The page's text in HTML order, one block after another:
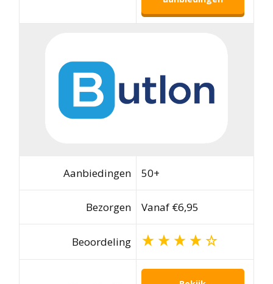
Aanbiedingen 50+
Bezorgen Vanaf €6,95
Beoordeling